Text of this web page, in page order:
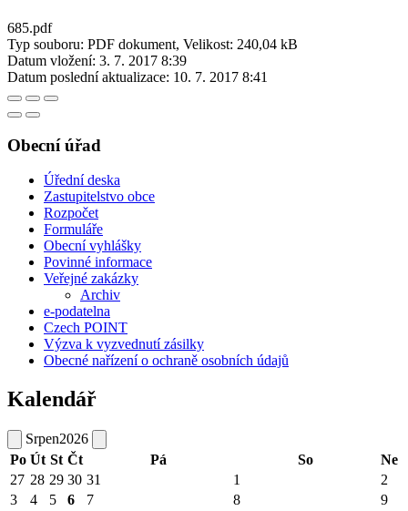
685.pdf
Typ souboru: PDF dokument, Velikost: 240,04 kB
Datum vložení: 3. 7. 2017 8:39
Datum poslední aktualizace: 10. 7. 2017 8:41
Obecní úřad
Úřední deska
Zastupitelstvo obce
Rozpočet
Formuláře
Obecní vyhlášky
Povinné informace
Veřejné zakázky
Archiv
e-podatelna
Czech POINT
Výzva k vyzvednutí zásilky
Obecné nařízení o ochraně osobních údajů
Kalendář
Srpen2026
Po Út St Čt Pá So
Ne
27 28 29 30 31 1
2
3
4 5 6 7 8
9